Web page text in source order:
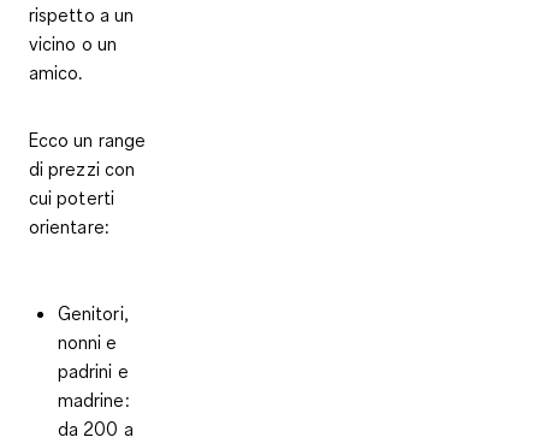
rispetto a un
vicino o un
amico.
Ecco un range
di prezzi con
cui poterti
orientare:
Genitori,
nonni e
padrini e
madrine:
da 200 a